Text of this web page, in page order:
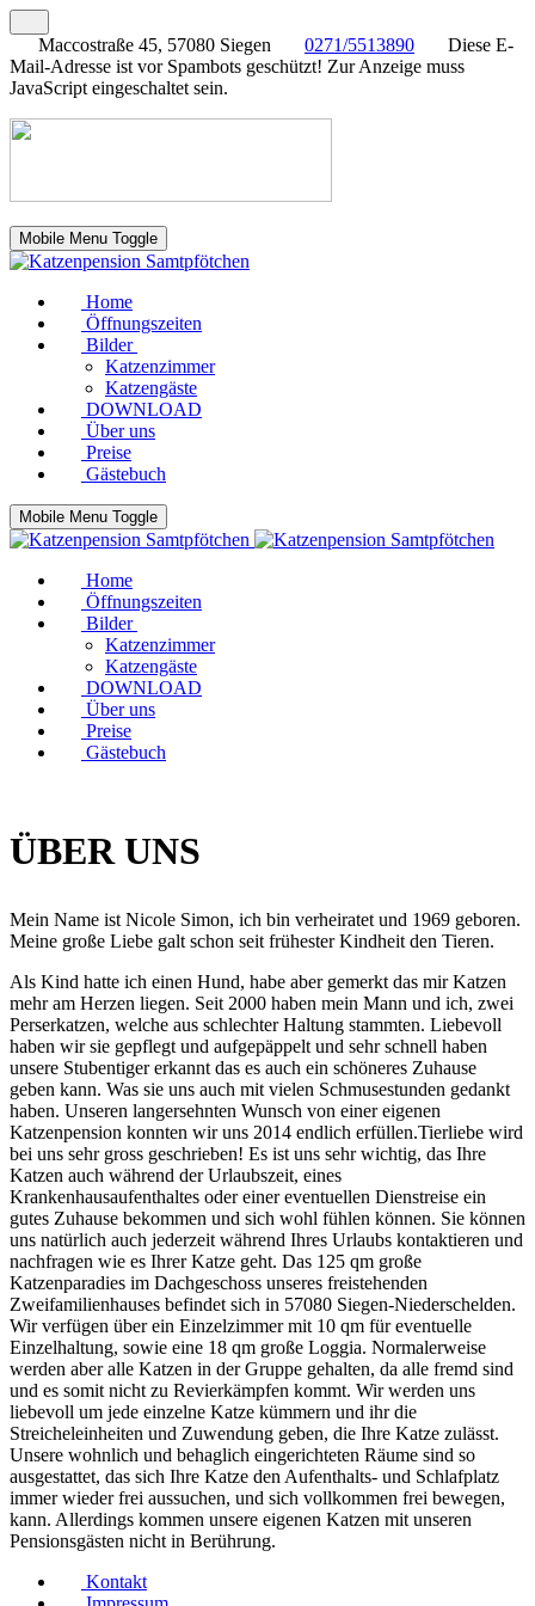
Maccostraße 45, 57080 Siegen 0271/5513890
Diese E-
Mail-Adresse ist vor Spambots geschützt! Zur Anzeige muss
JavaScript eingeschaltet sein.
Mobile Menu Toggle
Home
Öffnungszeiten
Bilder
Katzenzimmer
Katzengäste
DOWNLOAD
Über uns
Preise
Gästebuch
Mobile Menu Toggle
Home
Öffnungszeiten
Bilder
Katzenzimmer
Katzengäste
DOWNLOAD
Über uns
Preise
Gästebuch
ÜBER UNS
Mein Name ist Nicole Simon, ich bin verheiratet und 1969 geboren.
Meine große Liebe galt schon seit frühester Kindheit den Tieren.
Als Kind hatte ich einen Hund, habe aber gemerkt das mir Katzen
mehr am Herzen liegen. Seit 2000 haben mein Mann und ich, zwei
Perserkatzen, welche aus schlechter Haltung stammten. Liebevoll
haben wir sie gepflegt und aufgepäppelt und sehr schnell haben
unsere Stubentiger erkannt das es auch ein schöneres Zuhause
geben kann. Was sie uns auch mit vielen Schmusestunden gedankt
haben. Unseren langersehnten Wunsch von einer eigenen
Katzenpension konnten wir uns 2014 endlich erfüllen.Tierliebe wird
bei uns sehr gross geschrieben! Es ist uns sehr wichtig, das Ihre
Katzen auch während der Urlaubszeit, eines
Krankenhausaufenthaltes oder einer eventuellen Dienstreise ein
gutes Zuhause bekommen und sich wohl fühlen können. Sie können
uns natürlich auch jederzeit während Ihres Urlaubs kontaktieren und
nachfragen wie es Ihrer Katze geht. Das 125 qm große
Katzenparadies im Dachgeschoss unseres freistehenden
Zweifamilienhauses befindet sich in 57080 Siegen-Niederschelden.
Wir verfügen über ein Einzelzimmer mit 10 qm für eventuelle
Einzelhaltung, sowie eine 18 qm große Loggia. Normalerweise
werden aber alle Katzen in der Gruppe gehalten, da alle fremd sind
und es somit nicht zu Revierkämpfen kommt. Wir werden uns
liebevoll um jede einzelne Katze kümmern und ihr die
Streicheleinheiten und Zuwendung geben, die Ihre Katze zulässt.
Unsere wohnlich und behaglich eingerichteten Räume sind so
ausgestattet, das sich Ihre Katze den Aufenthalts- und Schlafplatz
immer wieder frei aussuchen, und sich vollkommen frei bewegen,
kann. Allerdings kommen unsere eigenen Katzen mit unseren
Pensionsgästen nicht in Berührung.
Kontakt